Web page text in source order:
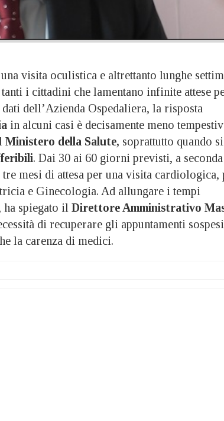
visita oculistica e altrettanto lunghe
i cittadini che lamentano infinite attese
dell’Azienda Ospedaliera, la risposta
in alcuni casi è decisamente meno
Ministero della Salute, soprattutto quando si
. Dai 30 ai 60 giorni previsti, a
mesi di attesa per una visita cardiologica,
e Ginecologia. Ad allungare i tempi
ha spiegato il Direttore Amministrativo
di recuperare gli appuntamenti sospesi
la carenza di medici.